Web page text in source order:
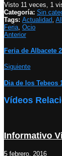
Visto 11 veces, 1
Categoría: Sin
Tags: Actualidad
Feria Ocio
Anterior
Feria de Albacete
Siguiente
Dia de los Tebeos
Vídeos
Informativo
5 febrero, 2016